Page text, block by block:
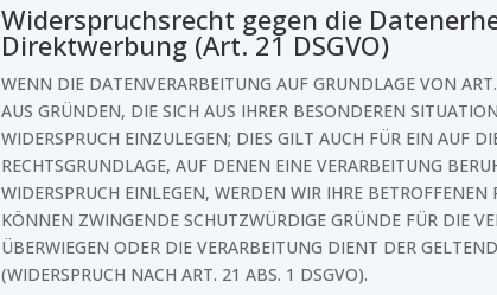
Widerspruchsrecht gegen die
Direktwerbung (Art. 21 DSGVO)
WENN DIE DATENVERARBEITUNG AUF GRUNDLAGE VON
AUS GRÜNDEN, DIE SICH AUS IHRER BESONDEREN
WIDERSPRUCH EINZULEGEN; DIES GILT AUCH FÜR EIN AUF
RECHTSGRUNDLAGE, AUF DENEN EINE VERARBEITUNG
WIDERSPRUCH EINLEGEN, WERDEN WIR IHRE
KÖNNEN ZWINGENDE SCHUTZWÜRDIGE GRÜNDE FÜR DIE
ÜBERWIEGEN ODER DIE VERARBEITUNG DIENT DER
(WIDERSPRUCH NACH ART. 21 ABS. 1 DSGVO).